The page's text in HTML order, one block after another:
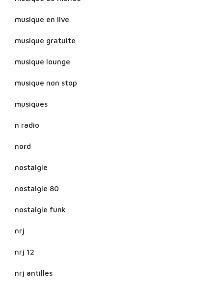
musique en live
musique gratuite
musique lounge
musique non stop
musiques
n radio
nord
nostalgie
nostalgie 80
nostalgie funk
nrj
nrj 12
nrj antilles